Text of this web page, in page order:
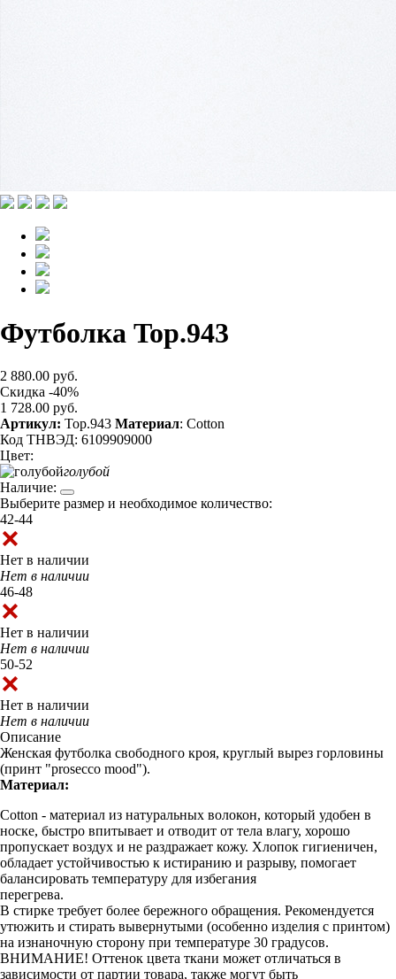
Футболка Top.943
2 880.00 руб.
Скидка -40%
1 728.00 руб.
Артикул: Top.943 Материал: Cotton
Код ТНВЭД: 6109909000
Цвет:
голубой
Наличие:
Выберите размер и необходимое количество:
42-44
Нет в наличии
Нет в наличии
46-48
Нет в наличии
Нет в наличии
50-52
Нет в наличии
Нет в наличии
Описание
Женская футболка свободного кроя, круглый вырез горловины
(принт "prosecco mood").
Материал:
Cotton - материал из натуральных волокон, который удобен в
носке, быстро впитывает и отводит от тела влагу, хорошо
пропускает воздух и не раздражает кожу. Хлопок гигиеничен,
обладает устойчивостью к истиранию и разрыву, помогает
балансировать температуру для избегания
перегрева.
В стирке требует более бережного обращения. Рекомендуется
утюжить и стирать вывернутыми (особенно изделия с принтом)
на изнаночную сторону при температуре 30 градусов.
ВНИМАНИЕ! Оттенок цвета ткани может отличаться в
зависимости от партии товара, также могут быть